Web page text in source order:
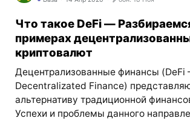
Что такое DeFi —
примерах
криптовалют
Децентрализованные финансы
Decentralizated Finance)
альтернативу традиционной
Успехи и проблемы данного